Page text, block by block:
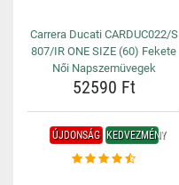
Carrera Ducati CARDUC022/S
807/IR ONE SIZE (60) Fekete
Női Napszemüvegek
52590 Ft
ÚJDONSÁG KEDVEZMÉNY